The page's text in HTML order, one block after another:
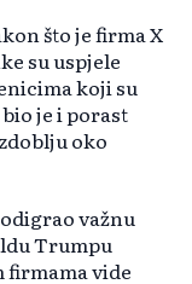
što je firma X
su uspjele
koji su
je i porast
oko
važnu
Trumpu
firmama vide